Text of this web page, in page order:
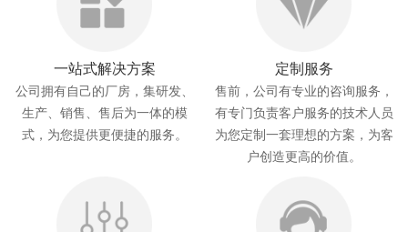
一站式解决方案
公司拥有自己的厂房，集研发、
生产、销售、售后为一体的模
式，为您提供更便捷的服务。
定制服务
售前，公司有专业的咨询服务，
有专门负责客户服务的技术人员
为您定制一套理想的方案，为客
户创造更高的价值。